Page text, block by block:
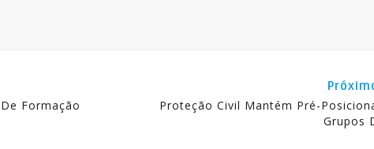
Formação
Proteção Civil Mantém Pré-
Grupos